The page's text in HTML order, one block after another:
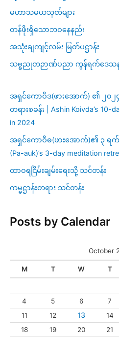
မဟာသမယသုတ်များ
တန်ဖိုးရှိသောဘဝနေနည်း
အသုံးချကျင့်လမ်း မြတ်ပဋ္ဌာန်း
သဗ္ဗညုတဉာဏ်ပညာ ကွန်ရက်ဒေသန
အရှင်ကောဝိဒ(ဖားအောက်) ၏ ၂၀၂
တရားစခန်း | Ashin Koivda’s 10-
in 2024
အရှင်ကောဝိဓ(ဖားအောက်)၏ ၃ ရက်
(Pa-auk)’s 3-day meditation
ထာဝရငြိမ်းချမ်းရေးသို့ သင်တန်း
ကမ္မဋ္ဌာန်းတရား သင်တန်း
Posts by Calendar
October
M T W T
4 5 6 7
11 12 13 14
18 19 20 21